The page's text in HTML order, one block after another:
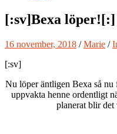
[:sv]Bexa löper![:]
16 november, 2018 /Marie /
[:sv]
Nu löper äntligen Bexa så
uppvakta henne ordentligt
planerat blir